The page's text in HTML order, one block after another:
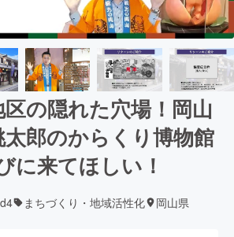
の隠れた穴場！岡山
郎のからくり博物館
に来てほしい！
まちづくり・地域活性化 岡山県